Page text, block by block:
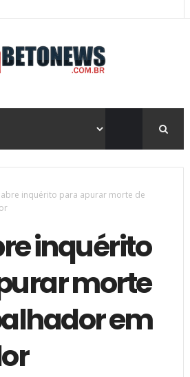
abre inquérito para apurar morte de
inquérito
morte
em